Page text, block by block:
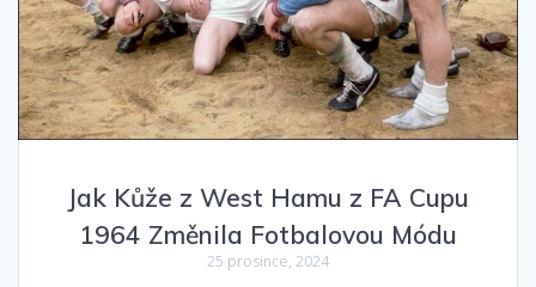
Jak Kůže z West Hamu z FA Cupu
1964 Změnila Fotbalovou Módu
25 prosince, 2024